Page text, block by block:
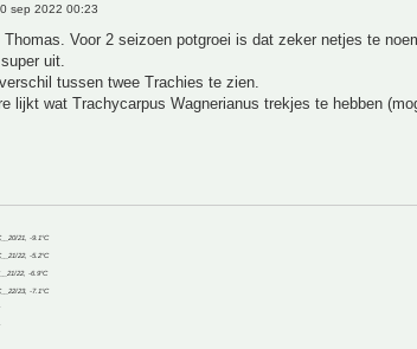
sep 2022 00:23
Voor 2 seizoen potgroei is dat zeker netjes te
uit.
tussen twee Trachies te zien.
lijkt wat Trachycarpus Wagnerianus trekjes te hebben
21, -9.1°C
22, -5.2°C
22, -6.9°C
23, -7.1°C